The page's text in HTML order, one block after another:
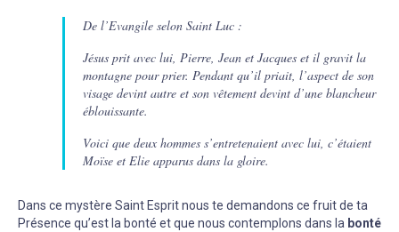
De l’Evangile selon Saint Luc :
Jésus prit avec lui, Pierre, Jean et Jacques et il gravit la
montagne pour prier. Pendant qu’il priait, l’aspect de son
visage devint autre et son vêtement devint d’une blancheur
éblouissante.
Voici que deux hommes s’entretenaient avec lui, c’étaient
Moïse et Elie apparus dans la gloire.
Dans ce mystère Saint Esprit nous te demandons ce fruit de ta
Présence qu’est la bonté et que nous contemplons dans la bonté